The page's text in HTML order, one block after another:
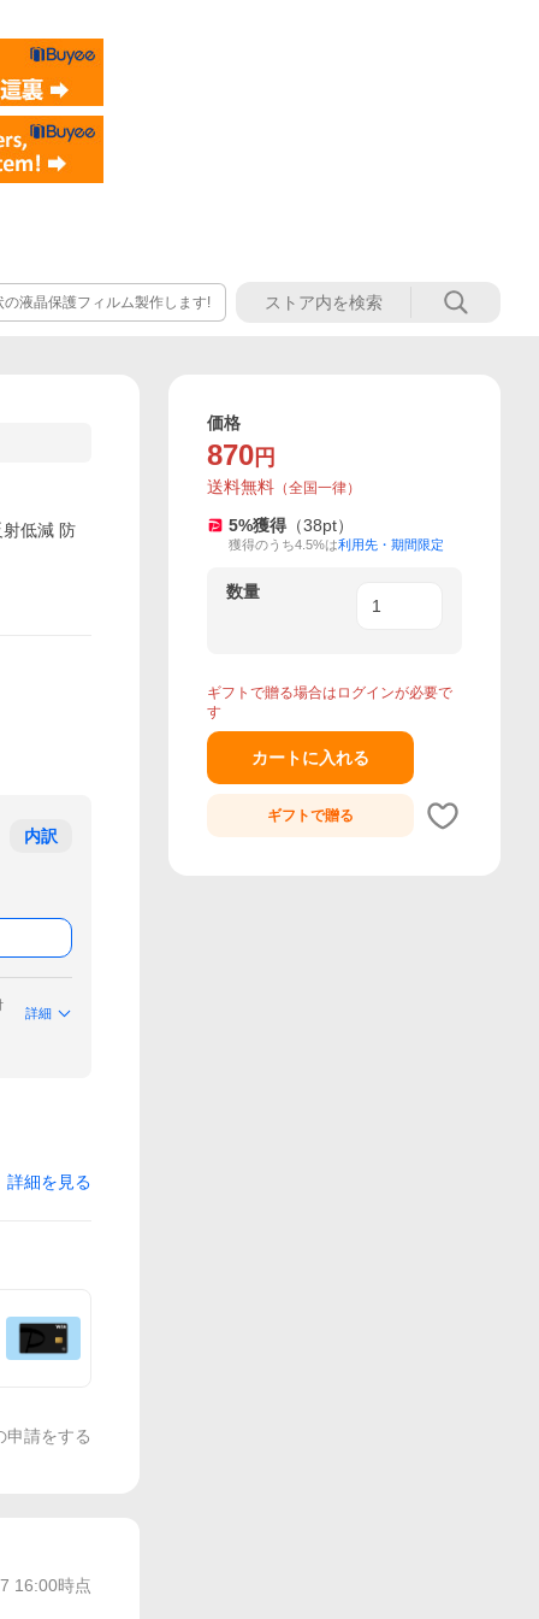
液晶保護フィルム製作します!
低減 防
内訳
詳細
詳細を見る
申請をする
16:00時点
価格
870 円
送料無料 （全国一律）
5%獲得 （38pt）
獲得のうち4.5%は利用先・期間限定
数量
ギフトで贈る場合はログインが必要で
す
カートに入れる
ギフトで贈る